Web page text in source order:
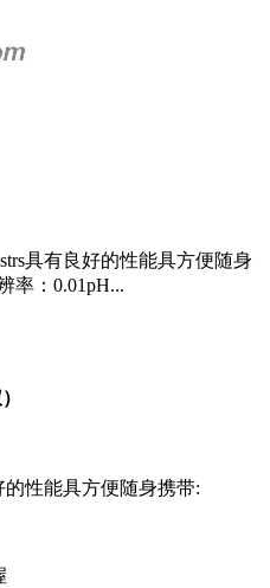
具有良好的性能具方便随身
率：0.01pH...
的性能具方便随身携带: